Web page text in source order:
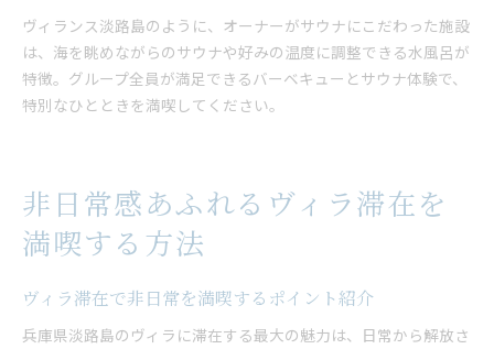
ヴィランス淡路島のように、オーナーがサウナにこだわった施設
は、海を眺めながらのサウナや好みの温度に調整できる水風呂が
特徴。グループ全員が満足できるバーベキューとサウナ体験で、
特別なひとときを満喫してください。
非日常感あふれるヴィラ滞在を
満喫する方法
ヴィラ滞在で非日常を満喫するポイント紹介
兵庫県淡路島のヴィラに滞在する最大の魅力は、日常から解放さ